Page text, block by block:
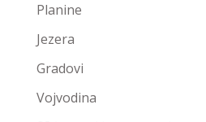
Planine
Jezera
Gradovi
Vojvodina